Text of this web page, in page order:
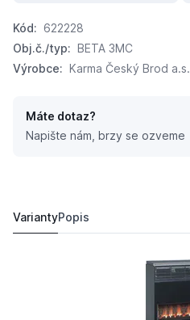
Kód: 622228
Obj.č./typ: BETA 3MC
Výrobce: Karma Český Brod a.s.
Máte dotaz?
Napište nám, brzy se ozveme
VariantyPopis